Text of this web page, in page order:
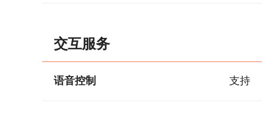
交互服务
语音控制 支持